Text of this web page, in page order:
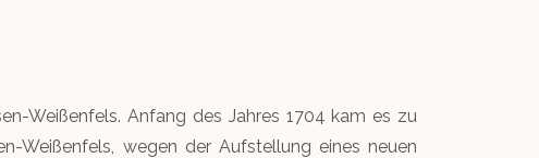
Weißenfels. Anfang des Jahres 1704 kam es zu
Weißenfels, wegen der Aufstellung eines neuen